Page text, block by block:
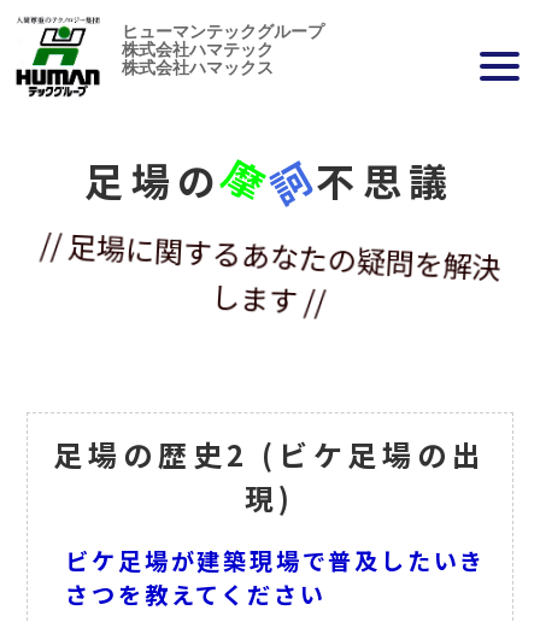
ヒューマンテックグループ
株式会社ハマテック
株式会社ハマックス
足場の摩訶不思議
// 足場に関するあなたの疑問を解決
します //
足場の歴史2 (ビケ足場の出
現)
ビケ足場が建築現場で普及したいき
さつを教えてください